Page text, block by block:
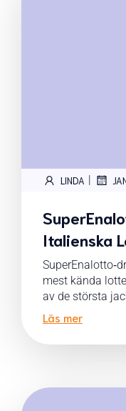
LINDA |
Italienska
mest kända
av de största
Läs mer